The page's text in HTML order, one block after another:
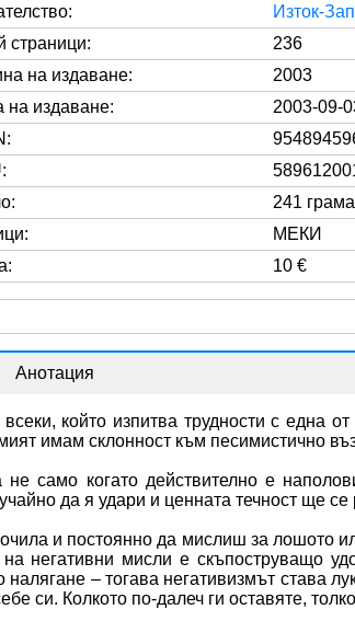
Изток-
страници:
236
на издаване:
2003
на издаване:
2003-09-
241 грама
МЕКИ
10 €
Анотация
който изпитва трудности с
имам склонност към песимистично
само когато действително е
да я удари и ценната течност ще се
и постоянно да мислиш за лошото
негативни мисли е скъпоструващо
– тогава негативизмът става
си. Колкото по-далеч ги оставяте,